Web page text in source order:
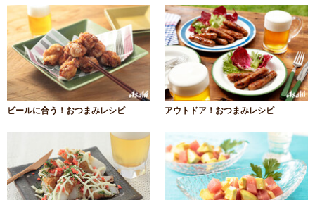
ビールに合う！おつまみレシピ アウトドア！おつまみレシピ